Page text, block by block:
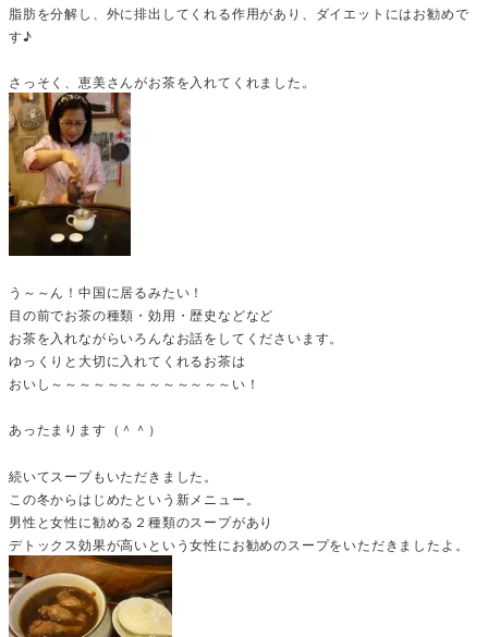
脂肪を分解し、外に排出してくれる作用があり、ダイエットにはお勧めで
す♪
さっそく、恵美さんがお茶を入れてくれました。
う～～ん！中国に居るみたい！
目の前でお茶の種類・効用・歴史などなど
お茶を入れながらいろんなお話をしてくださいます。
ゆっくりと大切に入れてくれるお茶は
おいし～～～～～～～～～～～～～い！
あったまります（＾＾）
続いてスープもいただきました。
この冬からはじめたという新メニュー。
男性と女性に勧める２種類のスープがあり
デトックス効果が高いという女性にお勧めのスープをいただきましたよ。